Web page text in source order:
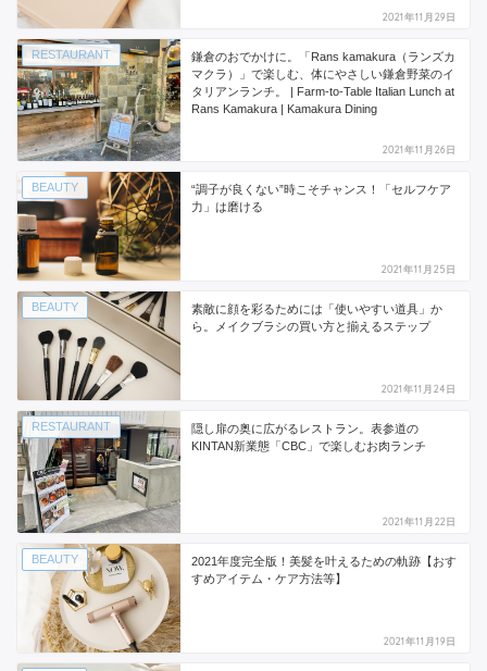
2021年11月29日
RESTAURANT
鎌倉のおでかけに。「Rans kamakura（ランズカ
マクラ）」で楽しむ、体にやさしい鎌倉野菜のイ
タリアンランチ。 | Farm-to-Table Italian Lunch at
Rans Kamakura | Kamakura Dining
2021年11月26日
BEAUTY
“調子が良くない”時こそチャンス！「セルフケア
力」は磨ける
2021年11月25日
BEAUTY
素敵に顔を彩るためには「使いやすい道具」か
ら。メイクブラシの買い方と揃えるステップ
2021年11月24日
RESTAURANT
隠し扉の奥に広がるレストラン。表参道の
KINTAN新業態「CBC」で楽しむお肉ランチ
2021年11月22日
BEAUTY
2021年度完全版！美髪を叶えるための軌跡【おす
すめアイテム・ケア方法等】
2021年11月19日